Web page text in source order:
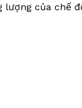
lượng của chế